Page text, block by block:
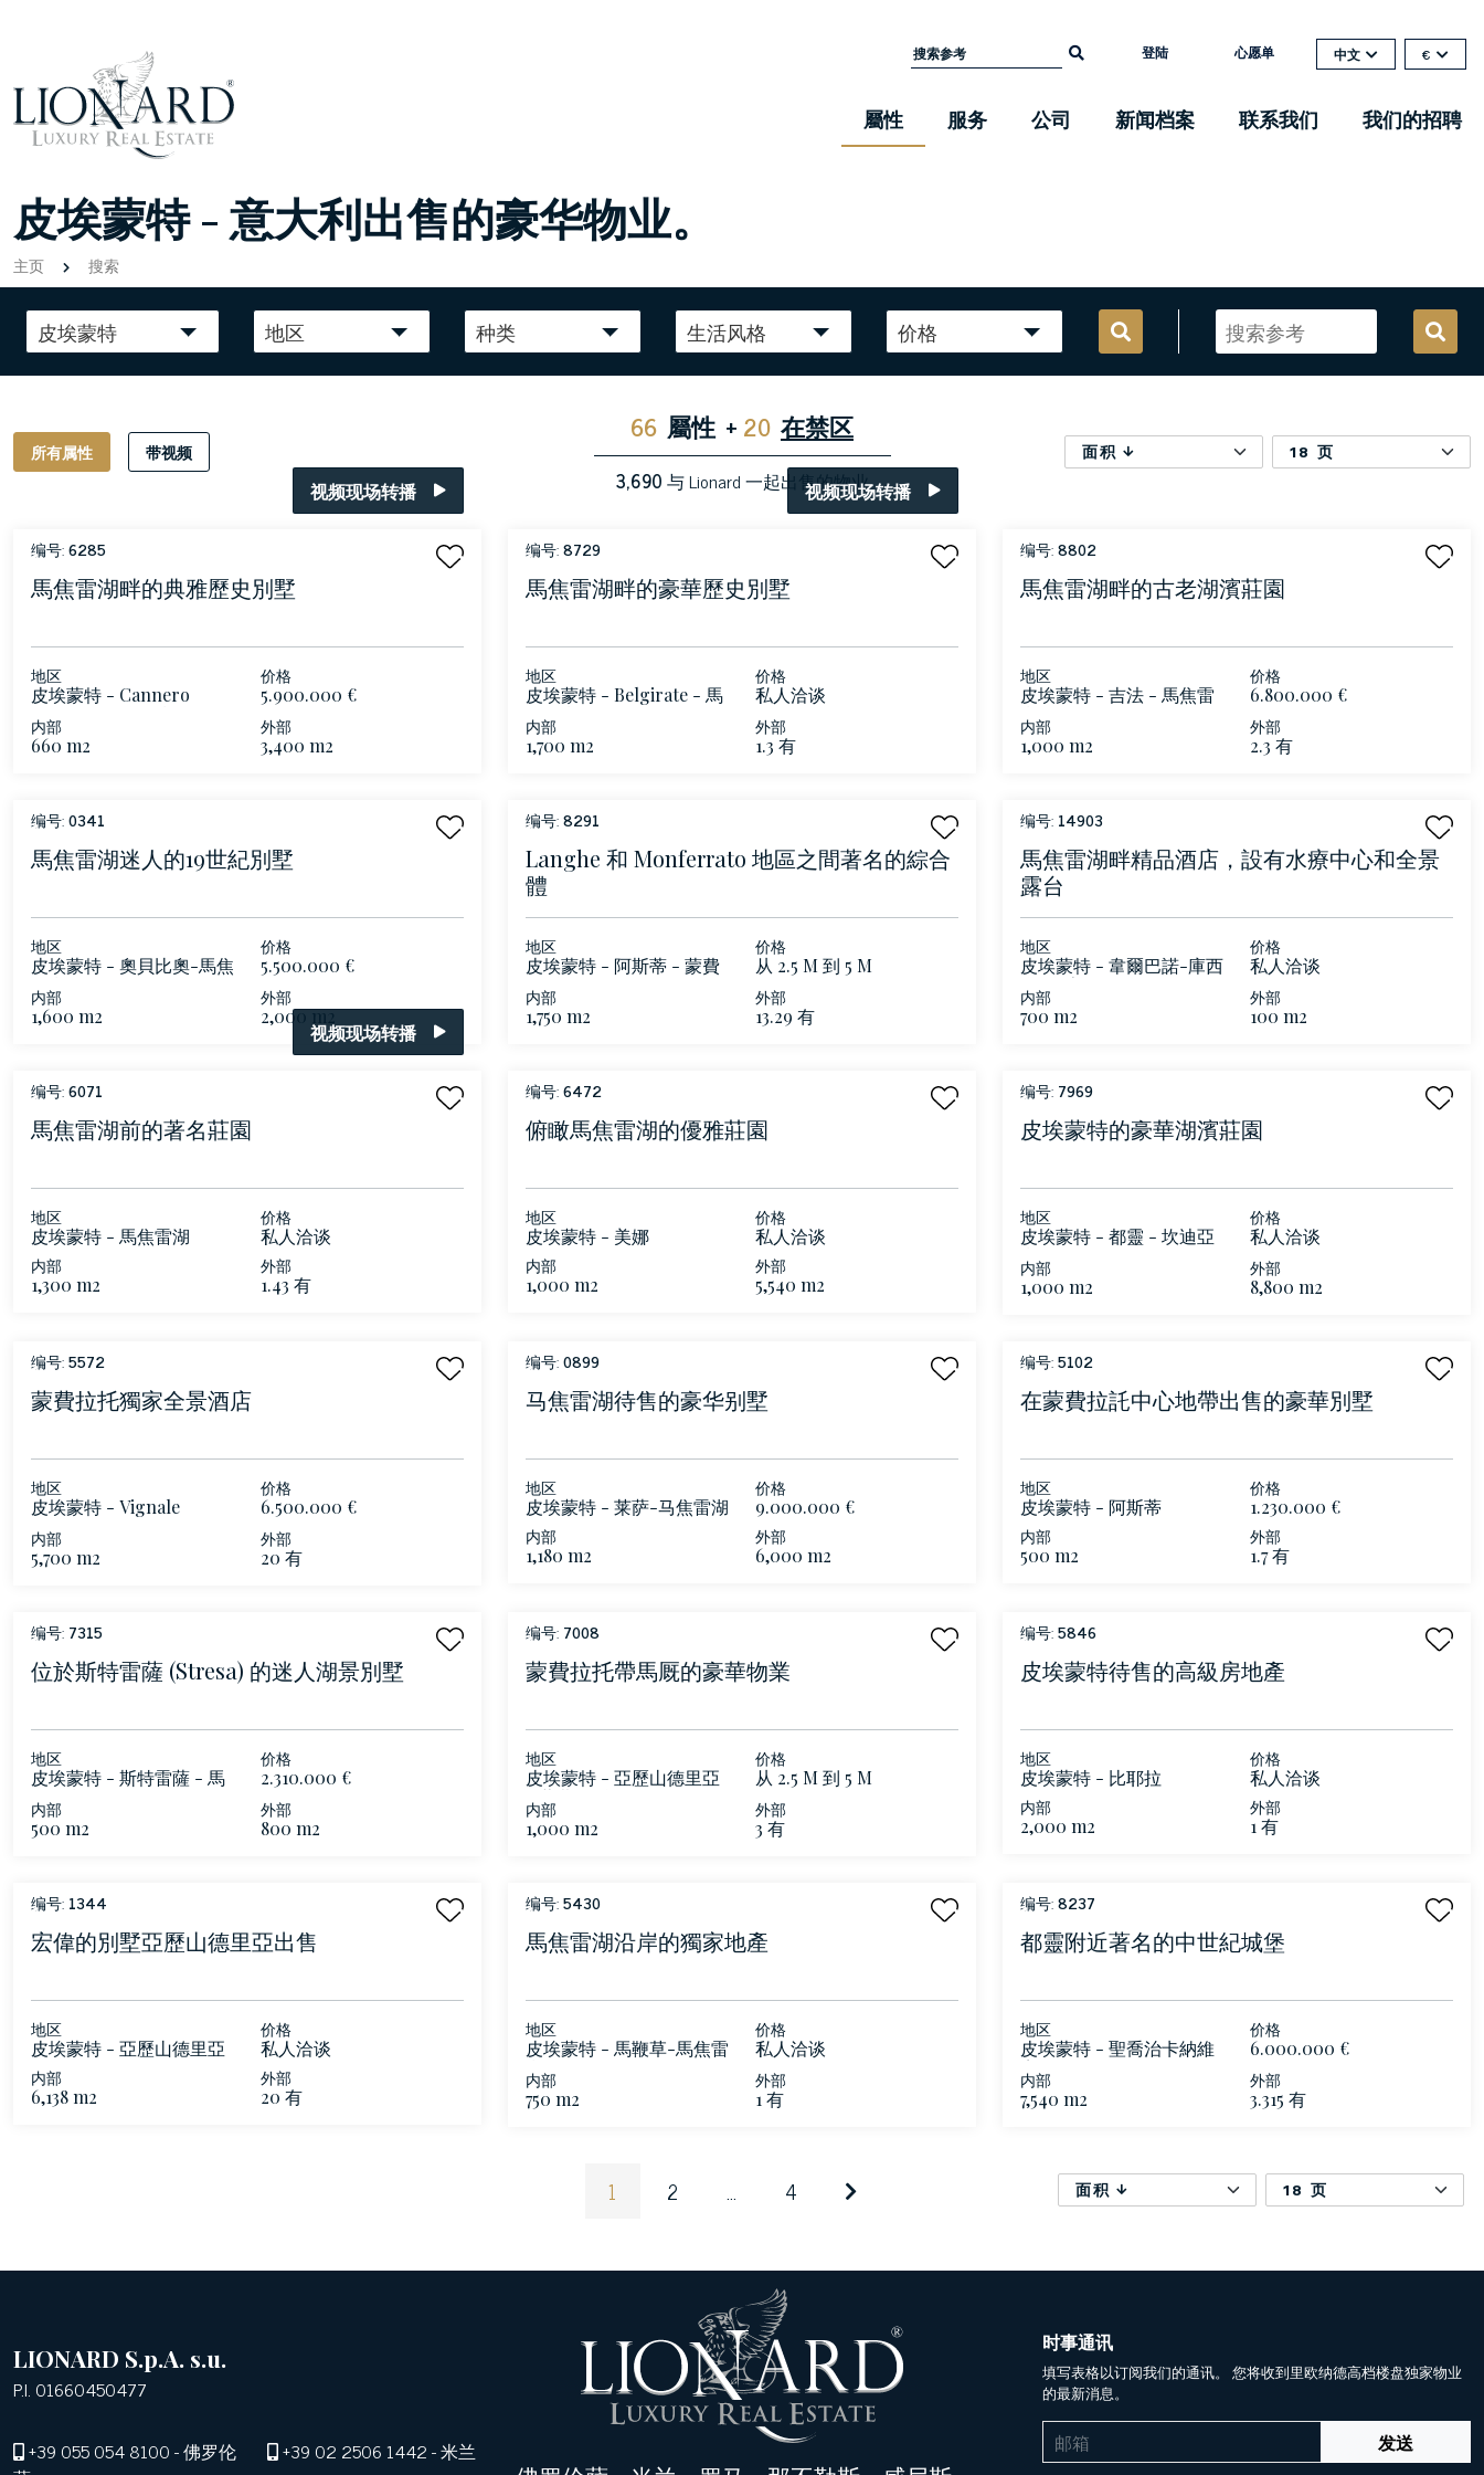
登陆 心愿单 中文 €
屬性 服务 公司 新闻档案 联系我们 我们的招聘
皮埃蒙特 - 意大利出售的豪华物业。
主页 搜索
皮埃蒙特 地区 种类 生活风格 价格
所有属性 带视频
66 屬性 + 20 在禁区
3,690与 Lionard 一起出售的物业
面积 18 页
视频现场转播
编号:6285
馬焦雷湖畔的典雅歷史別墅
地区
皮埃蒙特 - Cannero
Riviera - 馬焦雷湖
价格
5.900.000 €
内部
660 m2
外部
3,400 m2
视频现场转播
编号:8729
馬焦雷湖畔的豪華歷史別墅
地区
皮埃蒙特 - Belgirate - 馬
焦雷湖
价格
私人洽谈
内部
1,700 m2
外部
1.3 有
编号:8802
馬焦雷湖畔的古老湖濱莊園
地区
皮埃蒙特 - 吉法 - 馬焦雷
湖
价格
6.800.000 €
内部
1,000 m2
外部
2.3 有
编号:0341
馬焦雷湖迷人的19世紀別墅
地区
皮埃蒙特 - 奧貝比奧-馬焦
雷湖
价格
5.500.000 €
内部
1,600 m2
外部
2,000 m2
编号:8291
Langhe 和 Monferrato 地區之間著名的綜合
體
地区
皮埃蒙特 - 阿斯蒂 - 蒙費
拉托
价格
从 2.5 M 到 5 M
内部
1,750 m2
外部
13.29 有
编号: 14903
馬焦雷湖畔精品酒店，設有水療中心和全景
露台
地区
皮埃蒙特 - 韋爾巴諾-庫西
奧-奧索拉
价格
私人洽谈
内部
700 m2
外部
100 m2
视频现场转播
编号:6071
馬焦雷湖前的著名莊園
地区
皮埃蒙特 - 馬焦雷湖
价格
私人洽谈
内部
1,300 m2
外部
1.43 有
编号:6472
俯瞰馬焦雷湖的優雅莊園
地区
皮埃蒙特 - 美娜
价格
私人洽谈
内部
1,000 m2
外部
5,540 m2
编号: 7969
皮埃蒙特的豪華湖濱莊園
地区
皮埃蒙特 - 都靈 - 坎迪亞
湖
价格
私人洽谈
内部
1,000 m2
外部
8,800 m2
编号:5572
蒙費拉托獨家全景酒店
地区
皮埃蒙特 - Vignale
Monferrato
价格
6.500.000 €
内部
5,700 m2
外部
20 有
编号:0899
马焦雷湖待售的豪华别墅
地区
皮埃蒙特 - 莱萨-马焦雷湖
价格
9.000.000 €
内部
1,180 m2
外部
6,000 m2
编号:5102
在蒙費拉託中心地帶出售的豪華別墅
地区
皮埃蒙特 - 阿斯蒂
价格
1.230.000 €
内部
500 m2
外部
1.7 有
编号: 7315
位於斯特雷薩 (Stresa) 的迷人湖景別墅
地区
皮埃蒙特 - 斯特雷薩 - 馬
焦雷湖
价格
2.310.000 €
内部
500 m2
外部
800 m2
编号: 7008
蒙費拉托帶馬厩的豪華物業
地区
皮埃蒙特 - 亞歷山德里亞
- 蒙費拉托
价格
从 2.5 M 到 5 M
内部
1,000 m2
外部
3 有
编号:5846
皮埃蒙特待售的高級房地產
地区
皮埃蒙特 - 比耶拉
价格
私人洽谈
内部
2,000 m2
外部
1 有
编号: 1344
宏偉的別墅亞歷山德里亞出售
地区
皮埃蒙特 - 亞歷山德里亞
价格
私人洽谈
内部
6,138 m2
外部
20 有
编号:5430
馬焦雷湖沿岸的獨家地產
地区
皮埃蒙特 - 馬鞭草-馬焦雷
湖
价格
私人洽谈
内部
750 m2
外部
1 有
编号:8237
都靈附近著名的中世紀城堡
地区
皮埃蒙特 - 聖喬治卡納維
塞
价格
6.000.000 €
内部
7,540 m2
外部
3.315 有
1 2 ... 4 面积 18 页
LIONARD S.p.A. s.u.
P.I. 01660450477
+39 055 054 8100- 佛罗伦
+39 02 2506 1442- 米兰
时事通讯
填写表格以订阅我们的通讯。 您将收到里欧纳德高档楼盘独家物业
的最新消息。
发送